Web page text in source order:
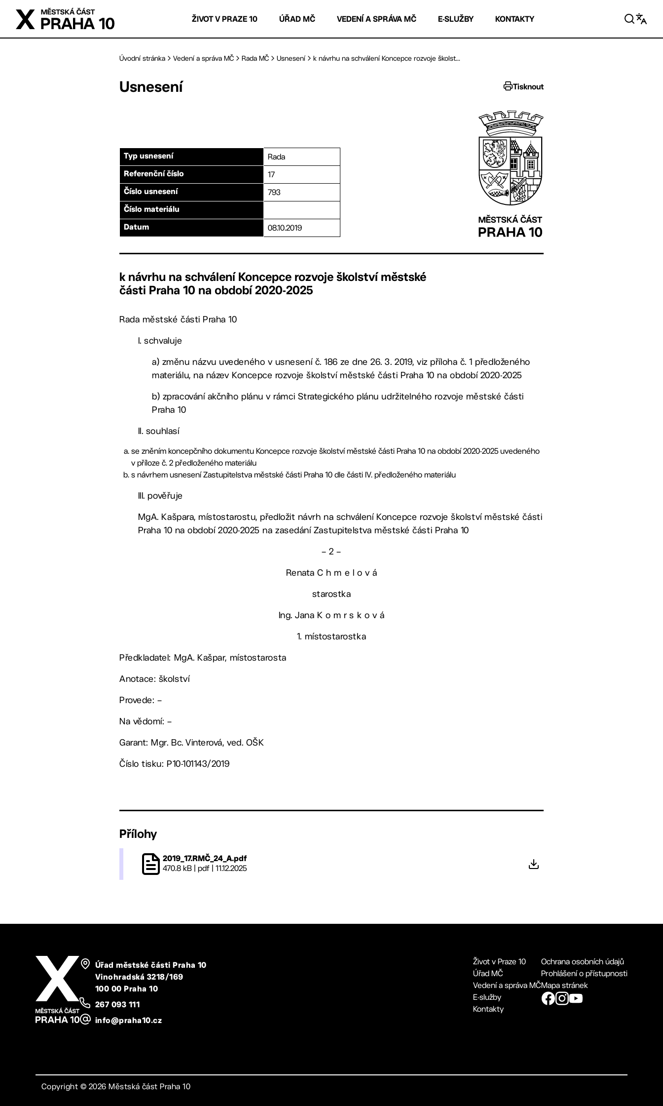
Přejít na hlavní obsah
ŽIVOT V PRAZE 10 ÚŘAD MČ VEDENÍ A SPRÁVA MČ E-SLUŽBY KONTAKTY
Úvodní stránka Vedení a správa MČ Rada MČ Usnesení k návrhu na schválení Koncepce rozvoje školst...
Usnesení Tisknout
Typ usnesení Rada
Referenční číslo 17
Číslo usnesení 793
Číslo materiálu
Datum 08.10.2019
k návrhu na schválení Koncepce rozvoje školství městské
části Praha 10 na období 2020-2025
Rada městské části Praha 10
I. schvaluje
a) změnu názvu uvedeného v usnesení č. 186 ze dne 26. 3. 2019, viz příloha č. 1 předloženého
materiálu, na název Koncepce rozvoje školství městské části Praha 10 na období 2020-2025
b) zpracování akčního plánu v rámci Strategického plánu udržitelného rozvoje městské části
Praha 10
II. souhlasí
se zněním koncepčního dokumentu Koncepce rozvoje školství městské části Praha 10 na období 2020-2025 uvedeného
v příloze č. 2 předloženého materiálu
s návrhem usnesení Zastupitelstva městské části Praha 10 dle části IV. předloženého materiálu
III. pověřuje
MgA. Kašpara, místostarostu, předložit návrh na schválení Koncepce rozvoje školství městské části
Praha 10 na období 2020-2025 na zasedání Zastupitelstva městské části Praha 10
– 2 –
Renata C h m e l o v á
starostka
Ing. Jana K o m r s k o v á
1. místostarostka
Předkladatel: MgA. Kašpar, místostarosta
Anotace: školství
Provede: –
Na vědomí: –
Garant: Mgr. Bc. Vinterová, ved. OŠK
Číslo tisku: P10-101143/2019
Přílohy
2019_17.RMČ_24_A.pdf
470.8 kB | pdf | 11.12.2025
Úřad městské části Praha 10
Vinohradská 3218/169
100 00 Praha 10
267 093 111
info@praha10.cz
Život v Praze 10
Úřad MČ
Vedení a správa MČ
E-služby
Kontakty
Ochrana osobních údajů
Prohlášení o přístupnosti
Mapa stránek
Copyright © 2026 Městská část Praha 10